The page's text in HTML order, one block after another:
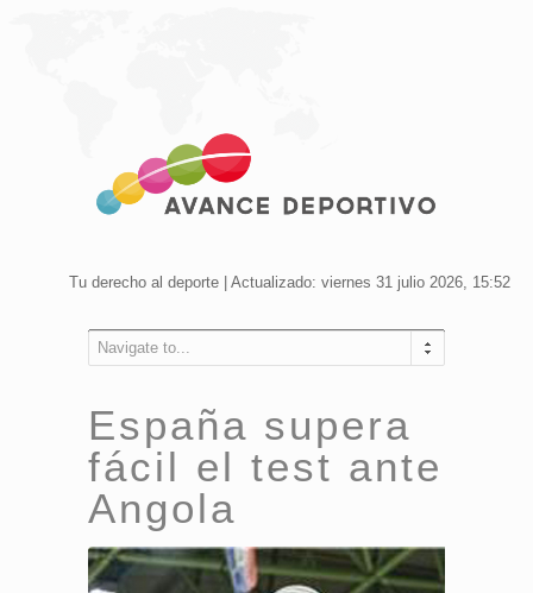
Tu derecho al deporte | Actualizado: viernes 31 julio 2026, 15:52
Navigate to...
España supera
fácil el test ante
Angola